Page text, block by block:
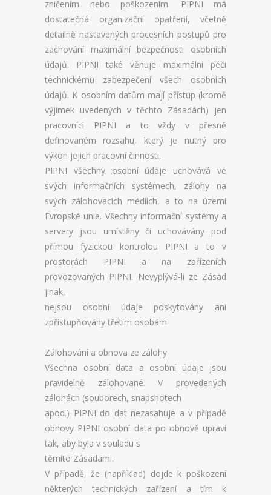
zničením nebo poškozením. PIPNI má
dostatečná organizační opatření, včetně
detailně nastavených procesních postupů pro
zachování maximální bezpečnosti osobních
údajů. PIPNI také věnuje maximální péči
technickému zabezpečení všech osobních
údajů. K osobním datům mají přístup (kromě
výjimek uvedených v těchto Zásadách) jen
pracovníci PIPNI a to vždy v přesně
definovaném rozsahu, který je nutný pro
výkon jejich pracovní činnosti.
PIPNI všechny osobní údaje uchovává ve
svých informačních systémech, zálohy na
svých zálohovacích médiích, a to na území
Evropské unie. Všechny informační systémy a
servery jsou umístěny či uchovávány pod
přímou fyzickou kontrolou PIPNI a to v
prostorách PIPNI a na zařízeních
provozovaných PIPNI. Nevyplývá-li ze Zásad
jinak,
nejsou osobní údaje poskytovány ani
zpřístupňovány třetím osobám.
Zálohování a obnova ze zálohy
Všechna osobní data a osobní údaje jsou
pravidelně zálohované. V provedených
zálohách (souborech, snapshotech
apod.) PIPNI do dat nezasahuje a v případě
obnovy PIPNI osobní data po obnově upraví
tak, aby byla v souladu s
těmito Zásadami.
V případě, že (například) dojde k poškození
některých technických zařízení a tím k